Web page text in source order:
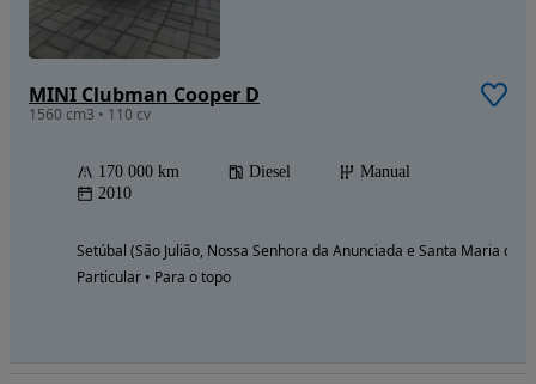
MINI Clubman Cooper D
1560 cm3 • 110 cv
170 000 km Diesel
Manual
2010
Setúbal (São Julião, Nossa Senhora da Anunciada e Santa Maria da
Particular • Para o topo